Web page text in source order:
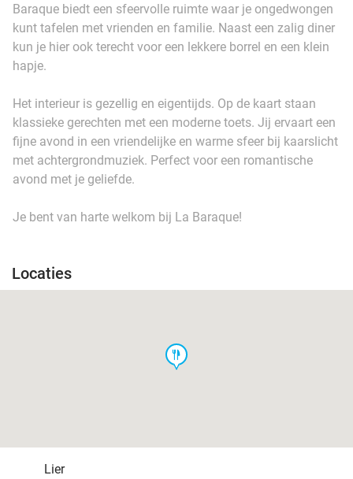
Baraque biedt een sfeervolle ruimte waar je ongedwongen
kunt tafelen met vrienden en familie. Naast een zalig diner
kun je hier ook terecht voor een lekkere borrel en een klein
hapje.
Het interieur is gezellig en eigentijds. Op de kaart staan
klassieke gerechten met een moderne toets. Jij ervaart een
fijne avond in een vriendelijke en warme sfeer bij kaarslicht
met achtergrondmuziek. Perfect voor een romantische
avond met je geliefde.
Je bent van harte welkom bij La Baraque!
Locaties
food
Lier